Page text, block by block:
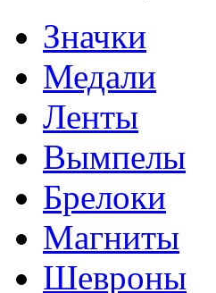
Значки
Медали
Ленты
Вымпелы
Брелоки
Магниты
Шевроны